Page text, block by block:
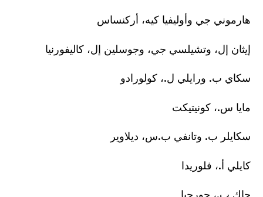
هارموني جي وأوليفيا كيه، أركنساس
إيثان إل، وتشيلسي جي، وجوسلين إل، كاليفورنيا
سكاي ب. ورايلي ل.، كولورادو
مايا س.، كونيتيكت
سكايلر ب. وتانفي ب.س، ديلاوير
كايلي أ.، فلوريدا
جاك ب.، جورجيا